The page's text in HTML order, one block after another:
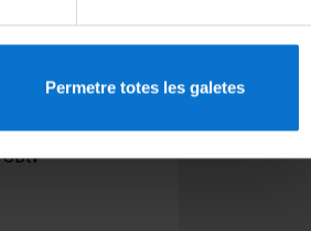
Permetre totes les galetes